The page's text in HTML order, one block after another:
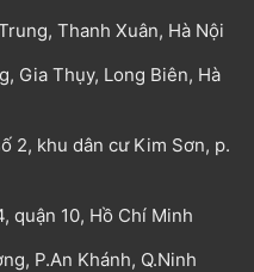
Thanh Xuân, Hà Nội
Gia Thụy, Long Biên, Hà
2, khu dân cư Kim Sơn, p.
quận 10, Hồ Chí Minh
P.An Khánh, Q.Ninh